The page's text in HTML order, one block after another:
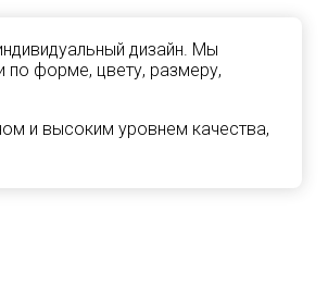
дизайн. Мы
форме, цвету, размеру,
и высоким уровнем качества,